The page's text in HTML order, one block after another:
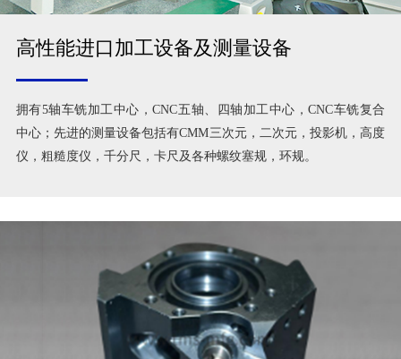
高性能进口加工设备及测量设备
拥有5轴车铣加工中心，CNC五轴、四轴加工中心，CNC车铣复合
中心；先进的测量设备包括有CMM三次元，二次元，投影机，高度
仪，粗糙度仪，千分尺，卡尺及各种螺纹塞规，环规。